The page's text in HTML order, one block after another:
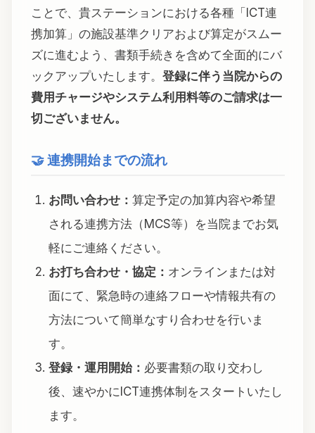
ことで、貴ステーションにおける各種「ICT連
携加算」の施設基準クリアおよび算定がスムー
ズに進むよう、書類手続きを含めて全面的にバ
ックアップいたします。 登録に伴う当院からの
費用チャージやシステム利用料等のご請求は一
切ございません。
🤝 連携開始までの流れ
お問い合わせ： 算定予定の加算内容や希望
される連携方法（MCS等）を当院までお気
軽にご連絡ください。
お打ち合わせ・協定： オンラインまたは対
面にて、緊急時の連絡フローや情報共有の
方法について簡単なすり合わせを行いま
す。
登録・運用開始： 必要書類の取り交わし
後、速やかにICT連携体制をスタートいたし
ます。